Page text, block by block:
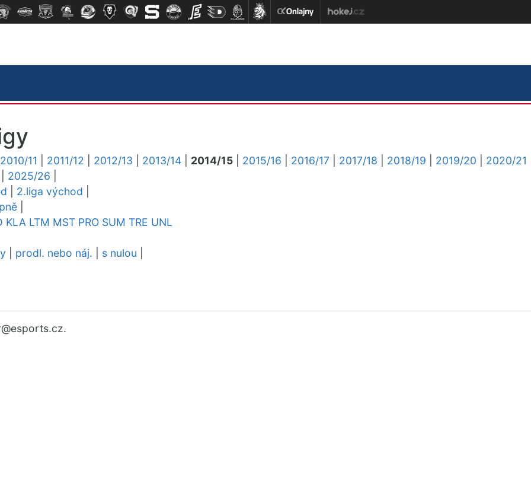
2010/11 2011/12 2012/13 2013/14 2014/15 2015/16 2016/17 2017/18 2018/19 2019/20
2020/21
2025/26
2.liga východ
KLA LTM MST PRO SUM TRE UNL
prodl. nebo náj. s nulou
@esports.cz.